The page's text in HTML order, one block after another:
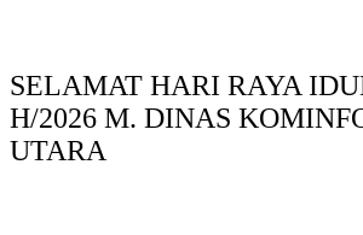
SELAMAT HARI RAYA
H/2026 M. DINAS
UTARA